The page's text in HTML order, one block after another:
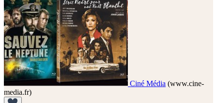
Ciné Média (www.cine-
media.fr)